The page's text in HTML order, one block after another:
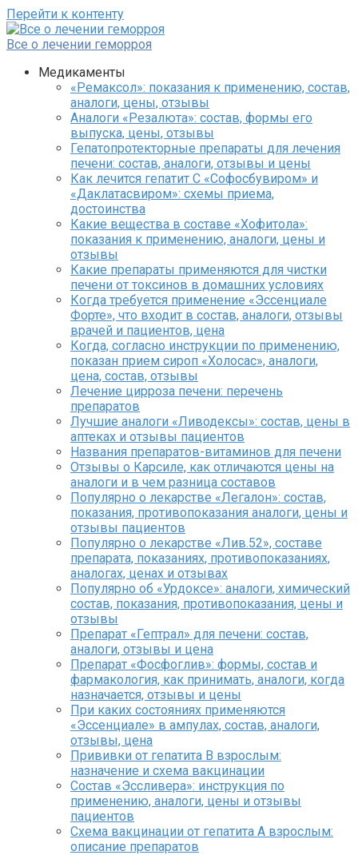
Перейти к контенту
Все о лечении геморроя
Медикаменты
«Ремаксол»: показания к применению, состав,
аналоги, цены, отзывы
Аналоги «Резалюта»: состав, формы его
выпуска, цены, отзывы
Гепатопротекторные препараты для лечения
печени: состав, аналоги, отзывы и цены
Как лечится гепатит C «Софосбувиром» и
«Даклатасвиром»: схемы приема,
достоинства
Какие вещества в составе «Хофитола»:
показания к применению, аналоги, цены и
отзывы
Какие препараты применяются для чистки
печени от токсинов в домашних условиях
Когда требуется применение «Эссенциале
Форте», что входит в состав, аналоги, отзывы
врачей и пациентов, цена
Когда, согласно инструкции по применению,
показан прием сироп «Холосас», аналоги,
цена, состав, отзывы
Лечение цирроза печени: перечень
препаратов
Лучшие аналоги «Ливодексы»: состав, цены в
аптеках и отзывы пациентов
Названия препаратов-витаминов для печени
Отзывы о Карсиле, как отличаются цены на
аналоги и в чем разница составов
Популярно о лекарстве «Легалон»: состав,
показания, противопоказания аналоги, цены и
отзывы пациентов
Популярно о лекарстве «Лив.52», составе
препарата, показаниях, противопоказаниях,
аналогах, ценах и отзывах
Популярно об «Урдоксе»: аналоги, химический
состав, показания, противопоказания, цены и
отзывы
Препарат «Гептрал» для печени: состав,
аналоги, отзывы и цена
Препарат «Фосфоглив»: формы, состав и
фармакология, как принимать, аналоги, когда
назначается, отзывы и цены
При каких состояниях применяются
«Эссенциале» в ампулах, состав, аналоги,
отзывы, цена
Прививки от гепатита В взрослым:
назначение и схема вакцинации
Состав «Эссливера»: инструкция по
применению, аналоги, цены и отзывы
пациентов
Схема вакцинации от гепатита А взрослым:
описание препаратов